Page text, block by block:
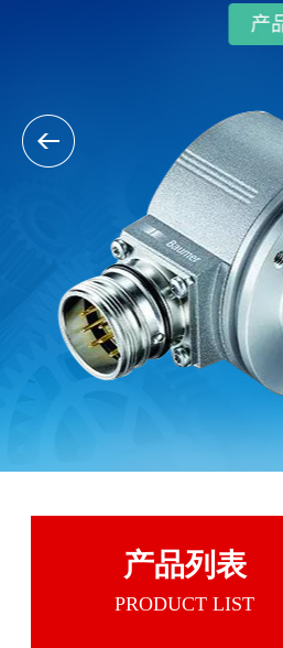
产品列表
PRODUCT LIST